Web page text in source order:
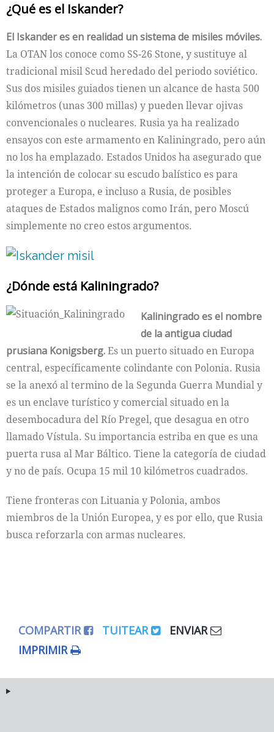
¿Qué es el Iskander?
El Iskander es en realidad un sistema de misiles móviles.
La OTAN los conoce como SS-26 Stone, y sustituye al
tradicional misil Scud heredado del periodo soviético.
Sus dos misiles guiados tienen un alcance de hasta 500
kilómetros (unas 300 millas) y pueden llevar ojivas
convencionales o nucleares. Rusia ya ha realizado
ensayos con este armamento en Kaliningrado, pero aún
no los ha emplazado. Estados Unidos ha asegurado que
la intención de colocar su escudo balístico es para
proteger a Europa, e incluso a Rusia, de posibles
ataques de Estados malignos como Irán, pero Moscú
simplemente no creo estos argumentos.
¿Dónde está Kaliningrado?
Kaliningrado es el nombre
de la antigua ciudad
prusiana Konigsberg.Es un puerto situado en Europa
central, específicamente colindante con Polonia. Rusia
se la anexó al termino de la Segunda Guerra Mundial y
es un enclave turístico y comercial situado en la
desembocadura del Río Pregel, que desagua en otro
llamado Vístula. Su importancia estriba en que es una
puerta rusa al Mar Báltico. Tiene la categoría de ciudad
y no de país. Ocupa 15 mil 10 kilómetros cuadrados.
Tiene fronteras con Lituania y Polonia, ambos
miembros de la Unión Europea, y es por ello, que Rusia
busca reforzarla con armas nucleares.
COMPARTIR TUITEAR
ENVIAR
IMPRIMIR